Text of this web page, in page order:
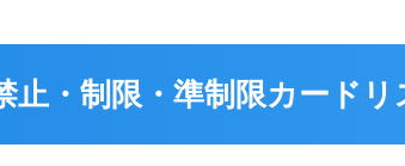
止・制限・準制限カードリ